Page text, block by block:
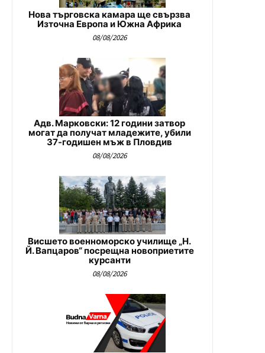
Нова търговска камара ще свързва
Източна Европа и Южна Африка
08/08/2026
Адв. Марковски: 12 години затвор
могат да получат младежите, убили
37-годишен мъж в Пловдив
08/08/2026
Висшето военноморско училище „Н.
Й. Вапцаров“ посрещна новоприетите
курсанти
08/08/2026